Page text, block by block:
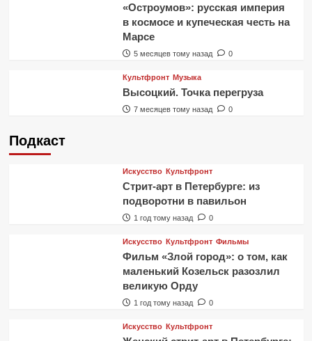
«Остроумов»: русская империя
в космосе и купеческая честь на
Марсе
5 месяцев тому назад 0
Культфронт Музыка
Высоцкий. Точка перегруза
7 месяцев тому назад 0
Подкаст
Искусство Культфронт
Стрит-арт в Петербурге: из
подворотни в павильон
1 год тому назад 0
Искусство Культфронт Фильмы
Фильм «Злой город»: о том, как
маленький Козельск разозлил
великую Орду
1 год тому назад 0
Искусство Культфронт